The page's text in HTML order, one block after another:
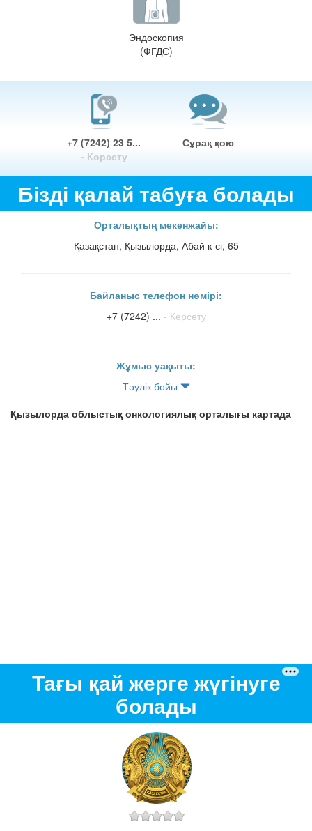
Эндоскопия
(ФГДС)
+7 (7242) 23 5...
- Көрсету
Сұрақ қою
Бізді қалай табуға болады
Орталықтың мекенжайы:
Қазақстан, Қызылорда, Абай к-сі, 65
Байланыс телефон нөмірі:
+7 (7242) ... - Көрсету
Жұмыс уақыты:
Тәулік бойы
Қызылорда облыстық онкологиялық орталығы картада
Тағы қай жерге жүгінуге
болады